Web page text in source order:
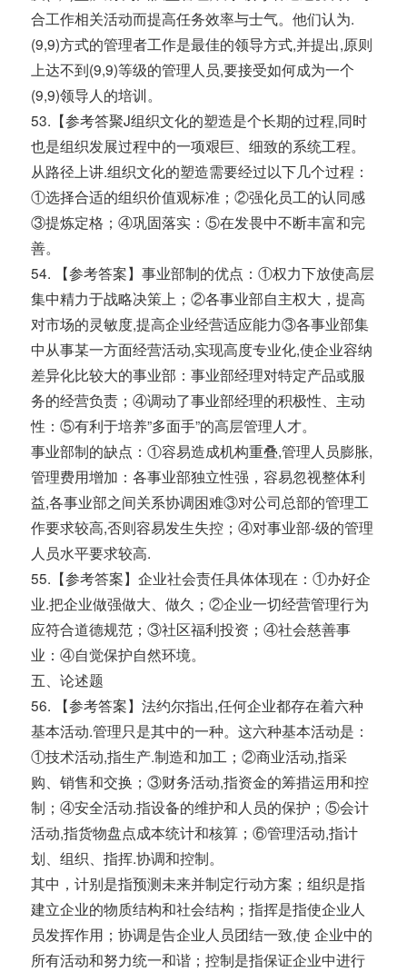
合工作相关活动而提高任务效率与士气。他们认为.
(9,9)方式的管理者工作是最佳的领导方式,并提出,原则
上达不到(9,9)等级的管理人员,要接受如何成为一个
(9,9)领导人的培训。
53.【参考答聚J组织文化的塑造是个长期的过程,同时
也是组织发展过程中的一项艰巨、细致的系统工程。
从路径上讲.组织文化的塑造需要经过以下几个过程：
①选择合适的组织价值观标准；②强化员工的认同感
③提炼定格；④巩固落实：⑤在发畏中不断丰富和完
善。
54. 【参考答案】事业部制的优点：①权力下放使高层
集中精力于战略决策上；②各事业部自主权大，提高
对市场的灵敏度,提高企业经营适应能力③各事业部集
中从事某一方面经营活动,实现高度专业化,使企业容纳
差异化比较大的事业部：事业部经理对特定产品或服
务的经营负责；④调动了事业部经理的积极性、主动
性：⑤有利于培养”多面手”的高层管理人才。
事业部制的缺点：①容易造成机构重叠,管理人员膨胀,
管理费用增加：各事业部独立性强，容易忽视整体利
益,各事业部之间关系协调困难③对公司总部的管理工
作要求较高,否则容易发生失控；④对事业部-级的管理
人员水平要求较高.
55.【参考答案】企业社会责任具体体现在：①办好企
业.把企业做强做大、做久；②企业一切经营管理行为
应符合道德规范；③社区福利投资；④社会慈善事
业：④自觉保护自然环境。
五、论述题
56. 【参考答案】法约尔指出,任何企业都存在着六种
基本活动.管理只是其中的一种。这六种基本活动是：
①技术活动,指生产.制造和加工；②商业活动,指采
购、销售和交换；③财务活动,指资金的筹措运用和控
制；④安全活动.指设备的维护和人员的保护；⑤会计
活动,指货物盘点成本统计和核算；⑥管理活动,指计
划、组织、指挥.协调和控制。
其中，计别是指预测未来并制定行动方案；组织是指
建立企业的物质结构和社会结构；指挥是指使企业人
员发挥作用；协调是告企业人员团结一致,使 企业中的
所有活动和努力统一和谐；控制是指保证企业中进行